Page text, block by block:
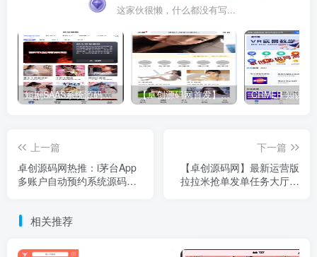
这家伙很懒，什么都没有写...
短剧SAAS系统源码｜多端分销+云存储+多租户架构 【卓创源码网首发】全开源视频打赏系统源码｜双模板+代理分站+易支付对接｜API全面修复｜站长盈利利器！​
上一篇
卓创源码网热推：i茅台App
多账户自动预约系统源码下
松部署！​
下一篇
【卓创源码网】最新运营版
拉拉米抢单发单任务大厅源
相关推荐